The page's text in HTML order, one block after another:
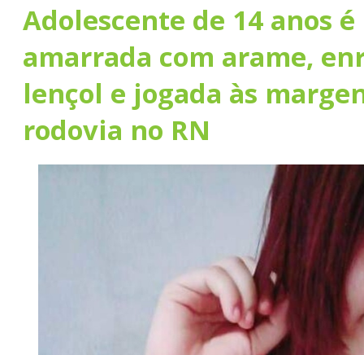
Adolescente de 14 anos
amarrada com arame,
lençol e jogada às
rodovia no RN